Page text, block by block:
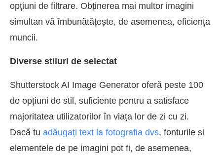
opțiuni de filtrare. Obținerea mai multor imagini
simultan vă îmbunătățește, de asemenea, eficiența
muncii.
Diverse stiluri de selectat
Shutterstock AI Image Generator oferă peste 100
de opțiuni de stil, suficiente pentru a satisface
majoritatea utilizatorilor în viața lor de zi cu zi.
Dacă tu adăugați text la fotografia dvs, fonturile și
elementele de pe imagini pot fi, de asemenea,